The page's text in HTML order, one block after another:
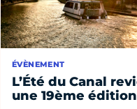
ÉVÈNEMENT
L’Été du Canal
une 19ème édition